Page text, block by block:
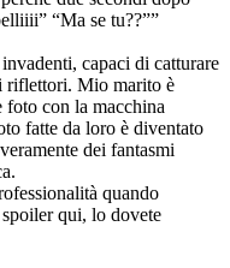
“Ma se tu??””
capaci di catturare
riflettori. Mio marito è
con la macchina
fatte da loro è diventato
dei fantasmi
quando
qui, lo dovete